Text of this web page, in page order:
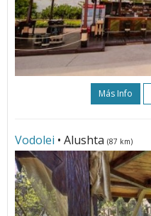
Más Info
Vodolei • Alushta (87 km)